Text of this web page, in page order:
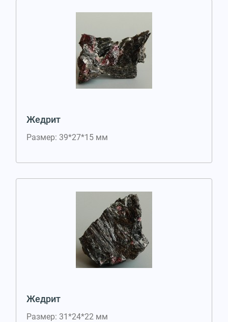
Жедрит
Размер: 39*27*15 мм
Жедрит
Размер: 31*24*22 мм